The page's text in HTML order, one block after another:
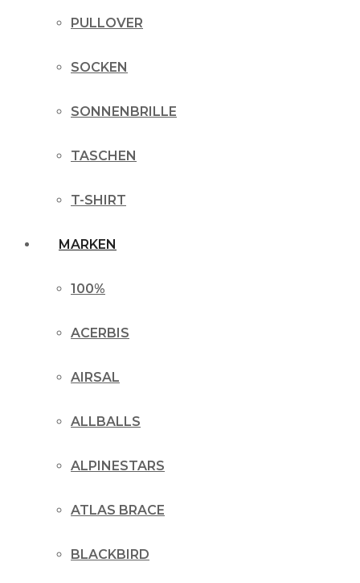
PULLOVER
SOCKEN
SONNENBRILLE
TASCHEN
T-SHIRT
MARKEN
100%
ACERBIS
AIRSAL
ALLBALLS
ALPINESTARS
ATLAS BRACE
BLACKBIRD